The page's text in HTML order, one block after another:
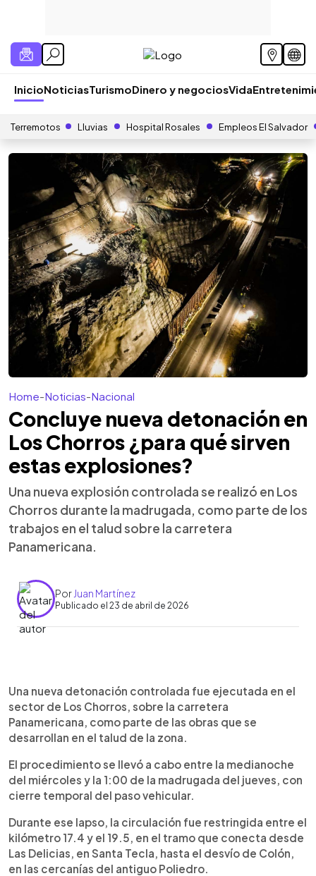
InicioNoticiasTurismoDinero y negociosVida
Terremotos Lluvias Hospital Rosales Empleos El Salvador
Home-Noticias-Nacional
Concluye nueva detonación en
Los Chorros ¿para qué sirven
estas explosiones?
Una nueva explosión controlada se realizó en Los
Chorros durante la madrugada, como parte de los
trabajos en el talud sobre la carretera
Panamericana.
Por Juan Martínez
Publicado el 23 de abril de 2026
Escuchar artículo
Una nueva detonación controlada se realizó en
Los Chorros, sobre la carretera Panamericana,
como parte de los trabajos en el talud de la zona.
El procedimiento se llevó a cabo entre la
del paso vehicular entre los kilómetros 17.4 y 19.5.
La explosión permitió fragmentar entre 150 y 200
metros cúbicos de roca utilizando explosivos
terreno, el tránsito fue restablecido. Esta
intervención se suma a otra realizada el 19 de abril,
y se prevé que continúen este tipo de trabajos en
los próximos días.
Una nueva detonación controlada fue ejecutada en el
sector de Los Chorros, sobre la carretera
Panamericana, como parte de las obras que se
desarrollan en el talud de la zona.
El procedimiento se llevó a cabo entre la medianoche
del miércoles y la 1:00 de la madrugada del jueves, con
cierre temporal del paso vehicular.
Durante ese lapso, la circulación fue restringida entre el
kilómetro 17.4 y el 19.5, en el tramo que conecta desde
Las Delicias, en Santa Tecla, hasta el desvío de Colón,
en las cercanías del antiguo Poliedro.